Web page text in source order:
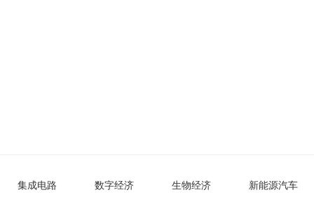
集成电路 数字经济 生物经济 新能源汽车